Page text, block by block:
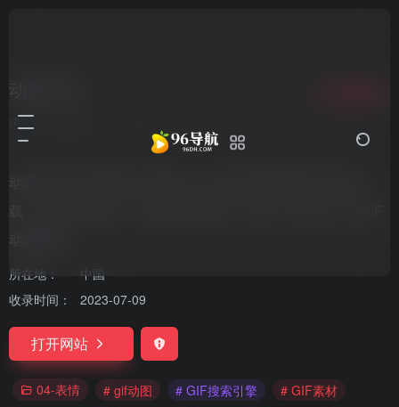
动图宇宙
7个月前更新
所在地：
中国
收录时间：
2023-07-09
打开网站
04-表情 # gif动图 # GIF搜索引擎
# GIF素材